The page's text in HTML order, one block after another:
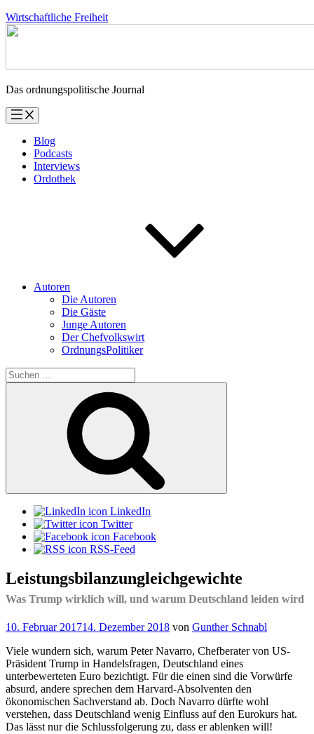
Zum
Inhalt
Wirtschaftliche Freiheit
Das ordnungspolitische Journal
Blog
Podcasts
Interviews
Ordothek
Autoren
Die Autoren
Die Gäste
Junge Autoren
Der Chefvolkswirt
OrdnungsPolitiker
Suchen
nach:
LinkedIn
Twitter
Facebook
RSS-Feed
Leistungsbilanzungleichgewichte
Was Trump wirklich will, und warum Deutschland leiden wird
Veröffentlicht
10. Februar 201714. Dezember 2018 von Gunther Schnabl
Viele wundern sich, warum Peter Navarro, Chefberater von US-
Präsident Trump in Handelsfragen, Deutschland eines
unterbewerteten Euro bezichtigt. Für die einen sind die Vorwürfe
absurd, andere sprechen dem Harvard-Absolventen den
ökonomischen Sachverstand ab. Doch Navarro dürfte wohl
verstehen, dass Deutschland wenig Einfluss auf den Eurokurs hat.
Das lässt nur die Schlussfolgerung zu, dass er ablenken will!